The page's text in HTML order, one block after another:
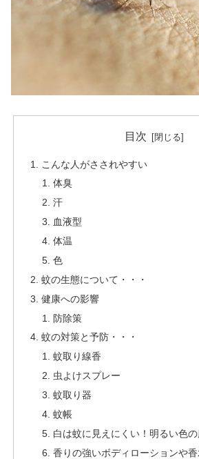
目次
こんな人がさされやすい
体臭
汗
血液型
体温
色
蚊の生態について・・・
健康への影響
防除策
蚊の対策と予防・・・
蚊取り線香
虫よけスプレー
蚊取り器
蚊帳
白は蚊に見えにくい！明るい色
香りの強いボディローションや